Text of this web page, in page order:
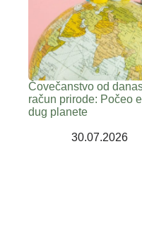
Čovečanstvo od
račun prirode: Počeo
dug planete
30.07.2026